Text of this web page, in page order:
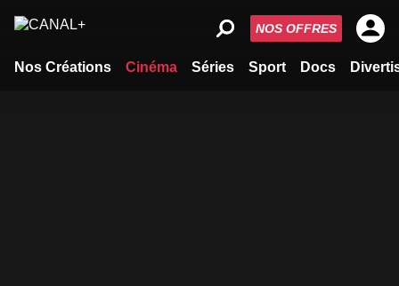
Nos Créations Cinéma Séries Sport Docs
NOS OFFRES